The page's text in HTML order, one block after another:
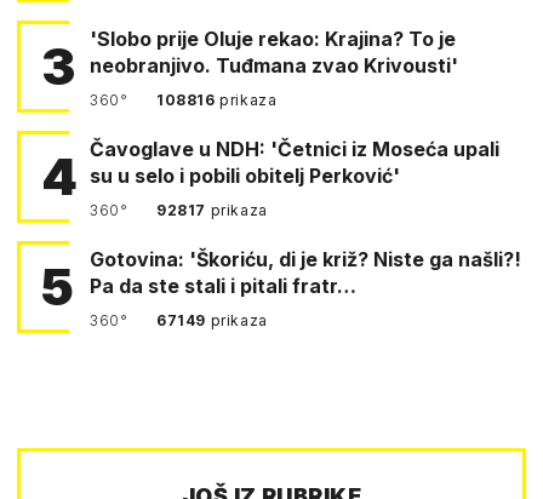
3
'Slobo prije Oluje rekao: Krajina? To je
neobranjivo. Tuđmana zvao Krivousti'
360° 108816prikaza
4 Čavoglave u NDH: 'Četnici iz Moseća upali
su u selo i pobili obitelj Perković'
360° 92817 prikaza
5
Gotovina: 'Škoriću, di je križ? Niste ga našli?!
Pa da ste stali i pitali fratr…
360° 67149 prikaza